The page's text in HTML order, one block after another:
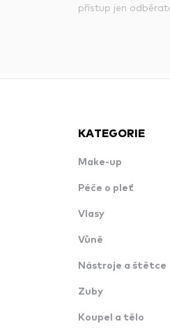
přístup jen
KATEGORIE
Make-up
Péče o pleť
Vlasy
Vůně
Nástroje a štětce
Zuby
Koupel a tělo